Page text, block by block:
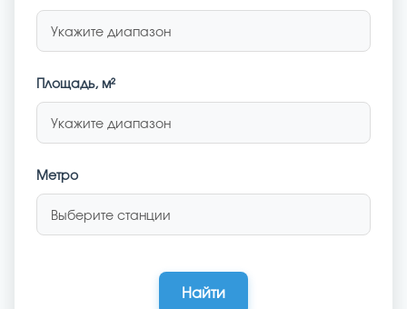
Укажите диапазон
Площадь, м²
Укажите диапазон
Метро
Выберите станции
Найти